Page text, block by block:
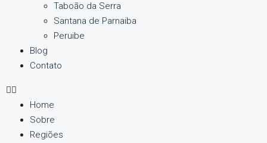
Taboão da Serra
Santana de Parnaiba
Peruibe
Blog
Contato
Home
Sobre
Regiões